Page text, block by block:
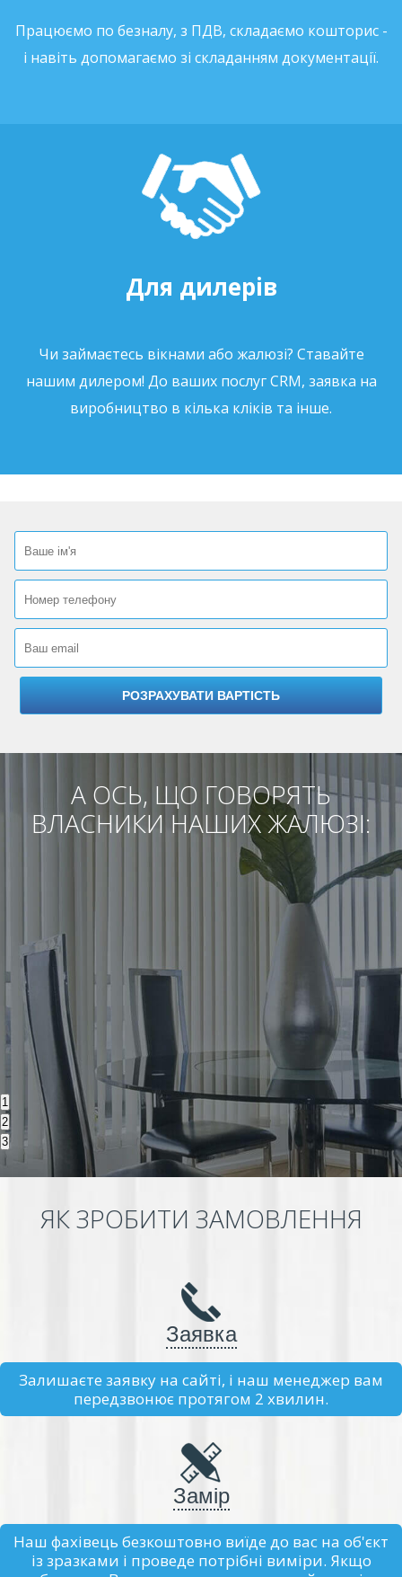
Працюємо по безналу, з ПДВ, складаємо кошторис -
і навіть допомагаємо зі складанням документації.
Для дилерів
Чи займаєтесь вікнами або жалюзі? Ставайте
нашим дилером! До ваших послуг CRM, заявка на
виробництво в кілька кліків та інше.
А ОСЬ, ЩО ГОВОРЯТЬ
ВЛАСНИКИ НАШИХ ЖАЛЮЗІ:
1
2
3
ЯК ЗРОБИТИ ЗАМОВЛЕННЯ
Заявка
Залишаєте заявку на сайті, і наш менеджер вам
передзвонює протягом 2 хвилин.
Замір
Наш фахівець безкоштовно виїде до вас на об'єкт
із зразками і проведе потрібні виміри. Якщо